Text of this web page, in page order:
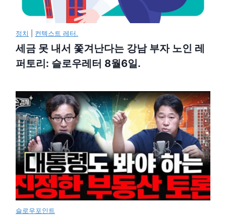
정치 컨텍스트 레터.
세금 못 내서 쫓겨난다는 강남 부자 노인 레
퍼토리: 슬로우레터 8월6일.
슬로우포인트